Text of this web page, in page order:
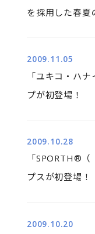
を採用した春夏
2009.11.05
「ユキコ・ハ
プが初登場！
2009.10.28
「SPORTH®
プスが初登場！
2009.10.20